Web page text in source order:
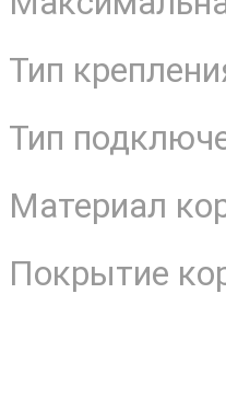
Тип
Тип
Материал
Покрытие